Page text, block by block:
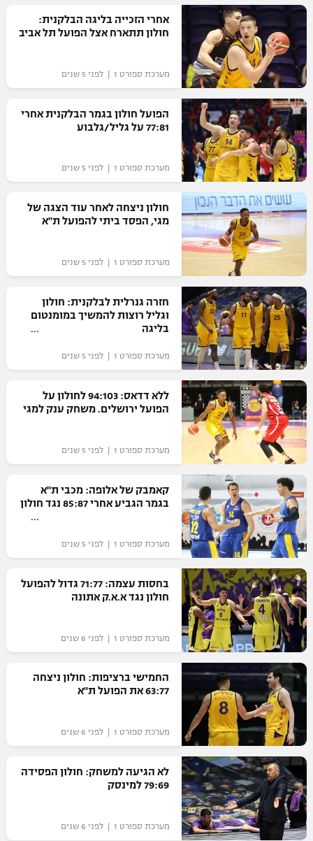
רשיון להקרנה פומבית לבית עסק
הצטרפות לחבילת הערוצים
לוח דרושים – ג'ובנט
תגיות
המגזין
אחרי הזכייה בליגה הבלקנית:
חולון תתארח אצל הפועל תל אביב
מערכת ספורט 1 | לפני 5 שנים
הפועל חולון בגמר הבלקנית אחרי
77:81 על גליל/גלבוע
מערכת ספורט 1 | לפני 5 שנים
חולון ניצחה לאחר עוד הצגה של
מגי, הפסד ביתי להפועל ת"א
מערכת ספורט 1 | לפני 5 שנים
חזרה גנרלית לבלקנית: חולון
וגליל רוצות להמשיך במומנטום
בליגה
מערכת ספורט 1 | לפני 5 שנים
ללא דדאס: 94:103 לחולון על
הפועל ירושלים. משחק ענק למגי
מערכת ספורט 1 | לפני 5 שנים
קאמבק של אלופה: מכבי ת"א
בגמר הגביע אחרי 85:87 נגד חולון
מערכת ספורט 1 | לפני 5 שנים
בחסות עצמה: 71:77 גדול להפועל
חולון נגד א.א.ק אתונה
מערכת ספורט 1 | לפני 6 שנים
החמישי ברציפות: חולון ניצחה
63:77 את הפועל ת"א
מערכת ספורט 1 | לפני 6 שנים
לא הגיעה למשחק: חולון הפסידה
79:69 למינסק
מערכת ספורט 1 | לפני 6 שנים